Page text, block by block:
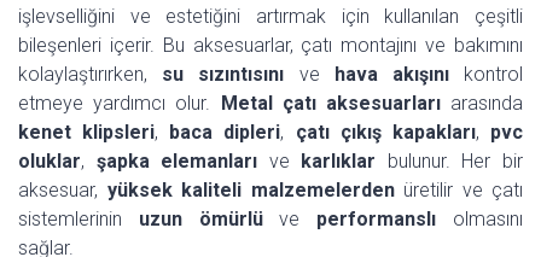
işlevselliğini ve estetiğini artırmak için kullanılan çeşitli
bileşenleri içerir. Bu aksesuarlar, çatı montajını ve bakımını
kolaylaştırırken, su sızıntısını ve hava akışınıkontrol
etmeye yardımcı olur. Metal çatı aksesuarlarıarasında
kenet klipsleri, baca dipleri, çatı çıkış kapakları, pvc
oluklar, şapka elemanları ve karlıklar bulunur. Her bir
aksesuar, yüksek kaliteli malzemelerdenüretilir ve çatı
sistemlerinin uzun ömürlüve performanslı olmasını
sağlar.